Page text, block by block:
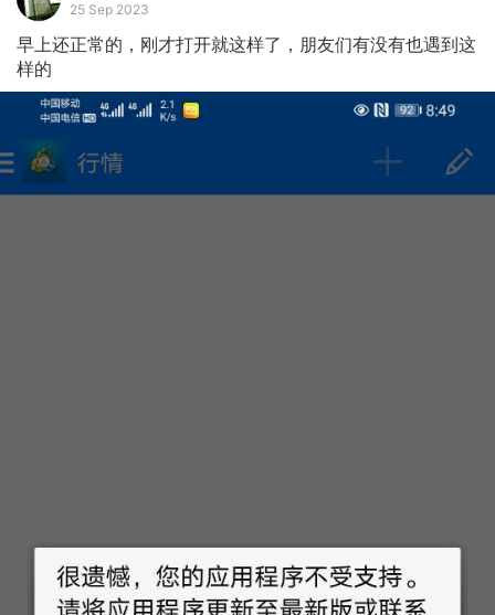
25 Sep 2023
早上还正常的，刚才打开就这样了，朋友们有没有也遇到这
样的